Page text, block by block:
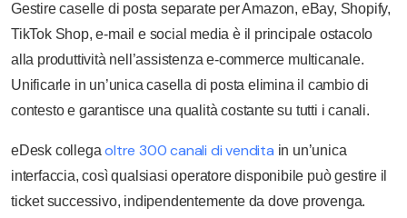
Gestire caselle di posta separate per Amazon, eBay, Shopify,
TikTok Shop, e-mail e social media è il principale ostacolo
alla produttività nell’assistenza e-commerce multicanale.
Unificarle in un’unica casella di posta elimina il cambio di
contesto e garantisce una qualità costante su tutti i canali.
eDesk collegaoltre 300 canali di vendita in un’unica
interfaccia, così qualsiasi operatore disponibile può gestire il
ticket successivo, indipendentemente da dove provenga.